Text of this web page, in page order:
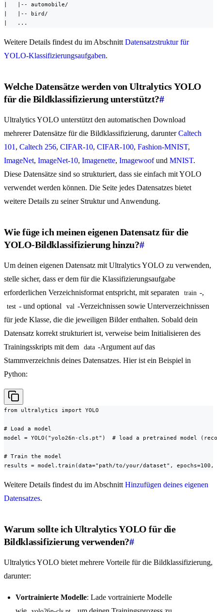
|   |-- automobile/
|   |-- bird/
|   ...
Weitere Details findest du im Abschnitt Datensatzstruktur für
YOLO-Klassifizierungsaufgaben.
Welche Datensätze werden von Ultralytics YOLO
für die Bildklassifizierung unterstützt?#
Ultralytics YOLO unterstützt den automatischen Download
mehrerer Datensätze für die Bildklassifizierung, darunterCaltech
101 , Caltech 256, CIFAR-10, CIFAR-100, Fashion-MNIST,
ImageNet, ImageNet-10, Imagenette, Imagewoofund MNIST.
Diese Datensätze sind so strukturiert, dass sie einfach mit YOLO
verwendet werden können. Die Seite jedes Datensatzes bietet
weitere Details zu seiner Struktur und Anwendung.
Wie füge ich meinen eigenen Datensatz für die
YOLO-Bildklassifizierung hinzu?#
Um deinen eigenen Datensatz mit Ultralytics YOLO zu verwenden,
stelle sicher, dass er dem für die Klassifizierungsaufgabe
erforderlichen Verzeichnisformat entspricht, mit separaten
train -,
test - und optional val -Verzeichnissen sowie Unterverzeichnissen
für jede Klasse, die die jeweiligen Bilder enthalten. Sobald dein
Datensatz korrekt strukturiert ist, verweise beim Initialisieren des
Trainingsskripts mit dem
data -Argument auf das
Stammverzeichnis deines Datensatzes. Hier ist ein Beispiel in
Python:
from ultralytics import YOLO
# Load a model
model = YOLO("yolo26n-cls.pt")  # load a pretrained model
# Train the model
results = model.train(data="path/to/your/dataset", epochs=100,
Weitere Details findest du im Abschnitt Hinzufügen deines eigenen
Datensatzes.
Warum sollte ich Ultralytics YOLO für die
Bildklassifizierung verwenden?#
Ultralytics YOLO bietet mehrere Vorteile für die Bildklassifizierung,
darunter:
Vortrainierte Modelle: Lade vortrainierte Modelle